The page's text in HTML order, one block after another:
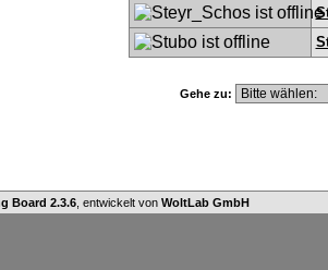
Gehe zu:
Board 2.3.6 , entwickelt von WoltLab GmbH